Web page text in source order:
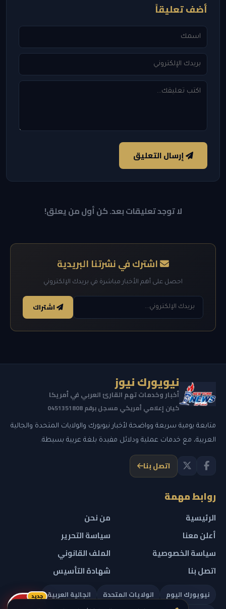
أضف تعليقاً
إرسال التعليق
لا توجد تعليقات بعد. كن أول من يعلق!
اشترك في نشرتنا البريدية
احصل على أهم الأخبار مباشرة في بريدك الإلكتروني
اشتراك
نيويورك نيوز
أخبار وخدمات تهم القارئ العربي في أمريكا
كيان إعلامي أمريكي مسجل برقم 0451351808
متابعة يومية سريعة وواضحة لأخبار نيويورك والولايات المتحدة والجالية
العربية، مع خدمات عملية ودلائل مفيدة بلغة عربية بسيطة.
اتصل بنا
روابط مهمة
الرئيسية
من نحن
أعلن معنا
سياسة التحرير
سياسة الخصوصية
الملف القانوني
اتصل بنا
شهادة التأسيس
نيويورك اليوم الولايات المتحدة
الجالية العربية جديد